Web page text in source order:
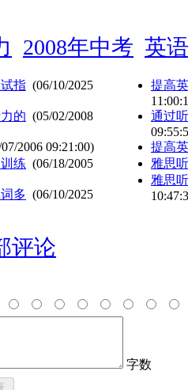
2008年中考 英
指 (06/10/2025
的 (05/02/2008
2006 09:21:00)
练 (06/18/2005
多 (06/10/2025
提高
通过
提高
雅思
雅思
评论
字数